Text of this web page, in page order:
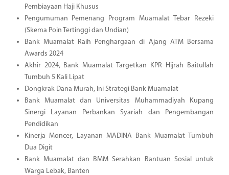
Pembiayaan Haji Khusus
Pengumuman Pemenang Program Muamalat Tebar Rezeki
(Skema Poin Tertinggi dan Undian)
Bank Muamalat Raih Penghargaan di Ajang ATM Bersama
Awards 2024
Akhir 2024, Bank Muamalat Targetkan KPR Hijrah Baitullah
Tumbuh 5 Kali Lipat
Dongkrak Dana Murah, Ini Strategi Bank Muamalat
Bank Muamalat dan Universitas Muhammadiyah Kupang
Sinergi Layanan Perbankan Syariah dan Pengembangan
Pendidikan
Kinerja Moncer, Layanan MADINA Bank Muamalat Tumbuh
Dua Digit
Bank Muamalat dan BMM Serahkan Bantuan Sosial untuk
Warga Lebak, Banten